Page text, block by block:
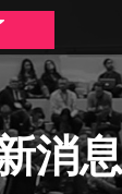
马来
上海
台湾
消息